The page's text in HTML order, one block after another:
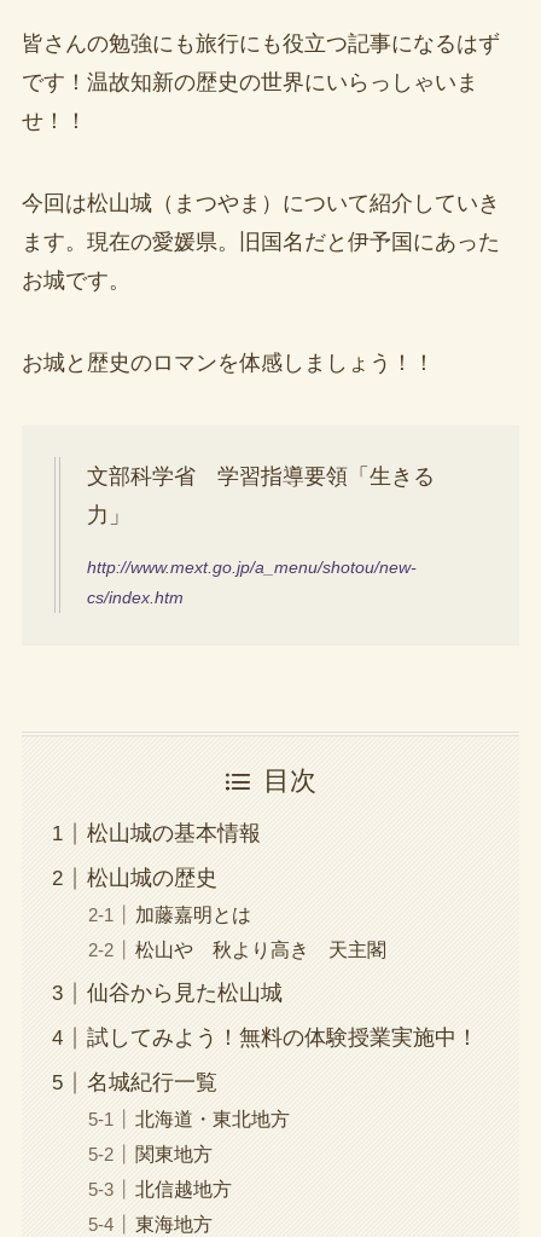
皆さんの勉強にも旅行にも役立つ記事になるはず
です！温故知新の歴史の世界にいらっしゃいま
せ！！
今回は松山城（まつやま）について紹介していき
ます。現在の愛媛県。旧国名だと伊予国にあった
お城です。
お城と歴史のロマンを体感しましょう！！
文部科学省 学習指導要領「生きる
力」
http://www.mext.go.jp/a_menu/shotou/new-
cs/index.htm
目次
松山城の基本情報
松山城の歴史
加藤嘉明とは
松山や 秋より高き 天主閣
仙谷から見た松山城
試してみよう！無料の体験授業実施中！
名城紀行一覧
北海道・東北地方
関東地方
北信越地方
東海地方